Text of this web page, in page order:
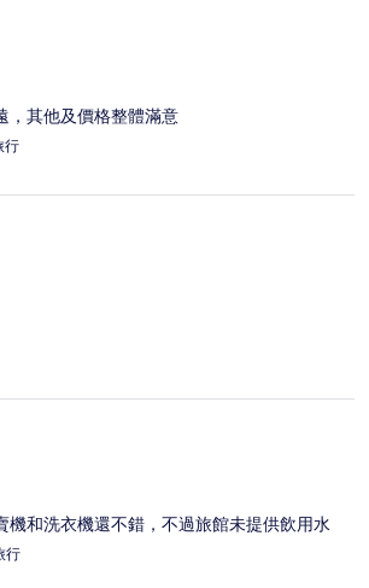
，其他及價格整體滿意
行
機和洗衣機還不錯，不過旅館未提供飲用水
行